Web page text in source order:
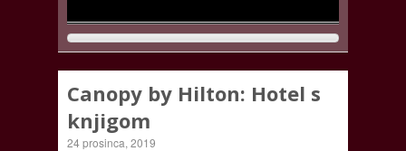
Canopy by Hilton: Hotel s
knjigom
24 prosinca, 2019